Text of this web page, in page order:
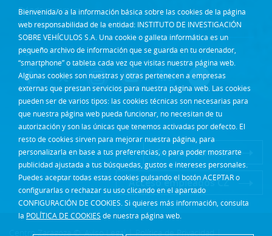
Bienvenida/o a la información básica sobre las cookies de la página
web responsabilidad de la entidad: INSTITUTO DE INVESTIGACIÓN
SOBRE VEHÍCULOS S.A. Una cookie o galleta informática es un
pequeño archivo de información que se guarda en tu ordenador,
“smartphone” o tableta cada vez que visitas nuestra página web.
Algunas cookies son nuestras y otras pertenecen a empresas
externas que prestan servicios para nuestra página web. Las cookies
pueden ser de varios tipos: las cookies técnicas son necesarias para
que nuestra página web pueda funcionar, no necesitan de tu
autorización y son las únicas que tenemos activadas por defecto. El
resto de cookies sirven para mejorar nuestra página, para
personalizarla en base a tus preferencias, o para poder mostrarte
publicidad ajustada a tus búsquedas, gustos e intereses personales.
Puedes aceptar todas estas cookies pulsando el botón ACEPTAR o
configurarlas o rechazar su uso clicando en el apartado
CONFIGURACIÓN DE COOKIES. Si quieres más información, consulta
la POLÍTICA DE COOKIES de nuestra página web.
Dónde estamos
Contacta
Síguenos en:
Acceso Intranet
Acceso empleados CZ
Centro Zaragoza © Aviso Legal |Política de Privacidad|